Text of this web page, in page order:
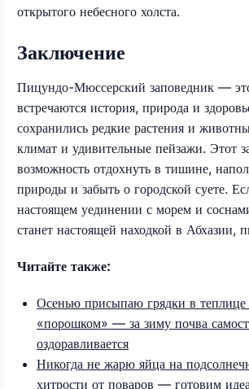
открытого небесного холста.
Заключение
Пицундо-Мюссерский заповедник —
встречаются история, природа и
сохранились редкие растения и
климат и удивительные пейзажи. Этот
возможность отдохнуть в тишине,
природы и забыть о городской суете.
настоящем уединении с морем и
станет настоящей находкой в Абхазии,
Читайте также:
Осенью присыпаю грядки в
«порошком» — за зиму почва
оздоравливается
Никогда не жарю яйца на
хитрости от поваров — готовим